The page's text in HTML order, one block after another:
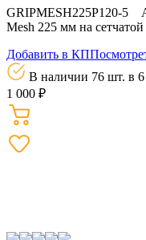
GRIPMESH225P120-5
Mesh 225 мм на сетчатой
Добавить в КП
В наличии 76 шт. в
1 000 ₽